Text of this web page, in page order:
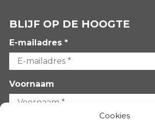
Cookies
BLIJF OP DE HOOGTE
E-mailadres *
Voornaam